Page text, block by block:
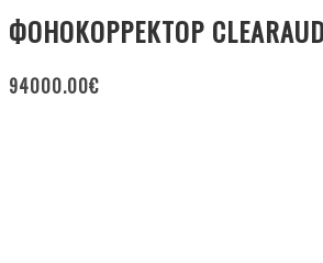
ФОНОКОРРЕКТОР
94000.00€